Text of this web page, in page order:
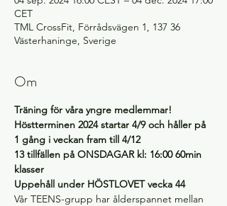
CET
TML CrossFit, Förrådsvägen 1, 137 36
Västerhaninge, Sverige
Om
Träning för våra yngre medlemmar!
Höstterminen 2024 startar 4/9 och håller på
1 gång i veckan fram till 4/12
13 tillfällen på ONSDAGAR kl: 16:00 60min
klasser
Uppehåll under HÖSTLOVET vecka 44
Vår TEENS-grupp har ålderspannet mellan